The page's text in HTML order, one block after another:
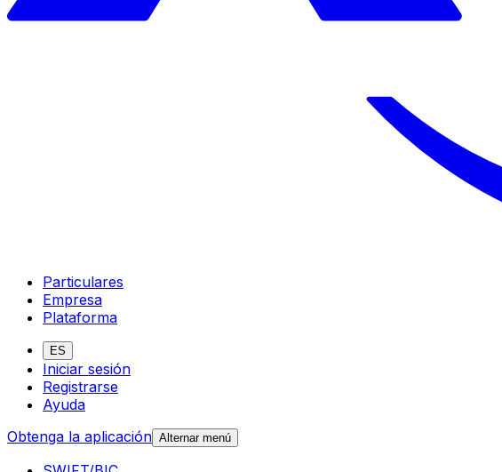
Particulares
Empresa
Plataforma
ES
Iniciar sesión
Registrarse
Ayuda
Obtenga la aplicación Alternar menú